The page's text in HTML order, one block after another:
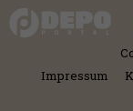
Impressum